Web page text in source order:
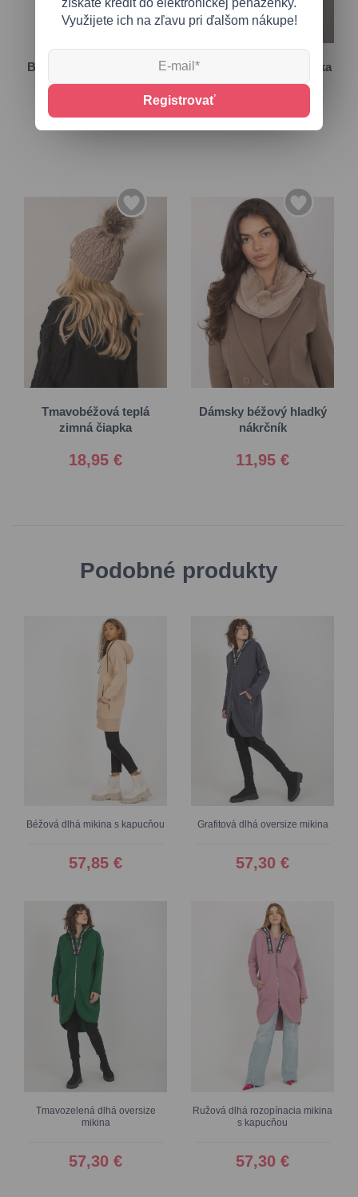
Béžové vysoké lakované
gumáky
11,10 €
21,85 €
Béžová zateplená čiapka
s aplikáciami
17,50 €
Tmavobéžová teplá
zimná čiapka
18,95 €
Univerzálna
Dámsky béžový hladký
nákrčník
11,95 €
Univerzálna
Podobné produkty
Béžová dlhá mikina s kapucňou
57,85 €
Grafitová dlhá oversize mikina
57,30 €
Tmavozelená dlhá oversize
mikina
57,30 €
Ružová dlhá rozopínacia mikina
s kapucňou
57,30 €
získate kredit do elektronickej peňaženky.
Využijete ich na zľavu pri ďalšom nákupe!
Registrovať